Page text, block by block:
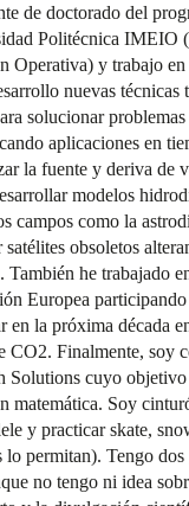
de doctorado del
Politécnica IMEIO
Operativa) y trabajo
nuevas técnicas
solucionar
aplicaciones en
la fuente y deriva de
modelos
campos como la
satélites obsoletos
También he trabajado
Europea
en la próxima década
CO2. Finalmente, soy
Solutions cuyo objetivo
matemática. Soy
y practicar skate,
lo permitan). Tengo
no tengo ni idea